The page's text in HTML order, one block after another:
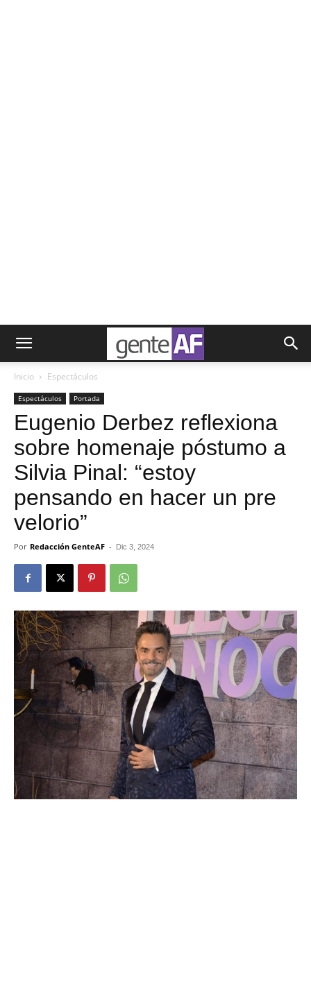
Inicio Espectáculos
Espectáculos Portada
Eugenio Derbez reflexiona
sobre homenaje póstumo a
Silvia Pinal: “estoy
pensando en hacer un pre
velorio”
Por Redacción GenteAF - Dic 3, 2024